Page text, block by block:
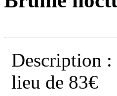
Description :
lieu de 83€